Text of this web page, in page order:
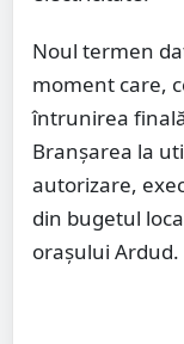
Noul termen
moment care,
întrunirea
Branșarea la
autorizare,
din bugetul
orașului Ardud.